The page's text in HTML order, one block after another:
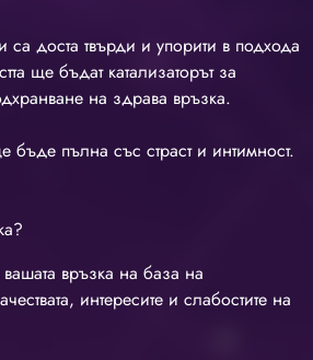
доста твърди и упорити в подхода
ще бъдат катализаторът за
на здрава връзка.
бъде пълна със страст и интимност.
връзка на база на
интересите и слабостите на